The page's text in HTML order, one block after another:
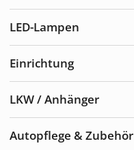
LED-Lampen
Einrichtung
LKW / Anhänger
Autopflege & Zubehör